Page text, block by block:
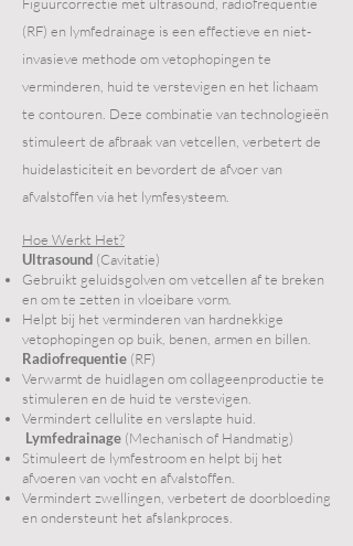
(RF) en lymfedrainage is een effectieve en niet-
invasieve methode om vetophopingen te
verminderen, huid te verstevigen en het lichaam
te contouren. Deze combinatie van technologieën
stimuleert de afbraak van vetcellen, verbetert de
huidelasticiteit en bevordert de afvoer van
afvalstoffen via het lymfesysteem.
Hoe Werkt Het?
Ultrasound (Cavitatie)
Gebruikt geluidsgolven om vetcellen af te breken
en om te zetten in vloeibare vorm.
Helpt bij het verminderen van hardnekkige
vetophopingen op buik, benen, armen en billen.
Radiofrequentie (RF)
Verwarmt de huidlagen om collageenproductie te
stimuleren en de huid te verstevigen.
Vermindert cellulite en verslapte huid.
Lymfedrainage (Mechanisch of Handmatig)
Stimuleert de lymfestroom en helpt bij het
afvoeren van vocht en afvalstoffen.
Vermindert zwellingen, verbetert de doorbloeding
en ondersteunt het afslankproces.